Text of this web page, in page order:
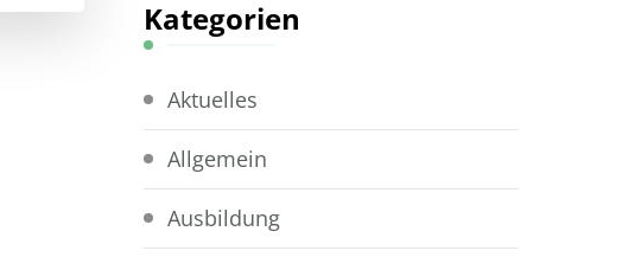
Kategorien
Aktuelles
Allgemein
Ausbildung